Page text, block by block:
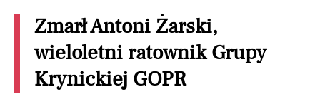
Zmarł Antoni Żarski,
wieloletni ratownik Grupy
Krynickiej GOPR